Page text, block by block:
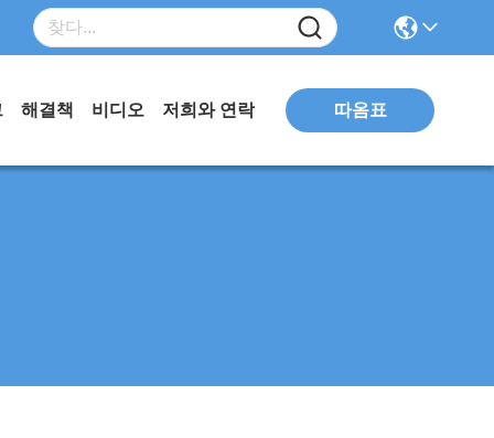
해결책 비디오 저희와 연락 따옴표